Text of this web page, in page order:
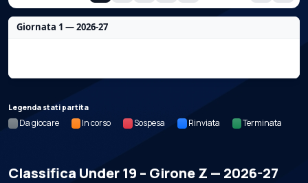
Giornata 1 — 2026-27
Legenda stati partita
Da giocare In corso Sospesa Rinviata Terminata
Classifica Under 19 – Girone Z — 2026-27